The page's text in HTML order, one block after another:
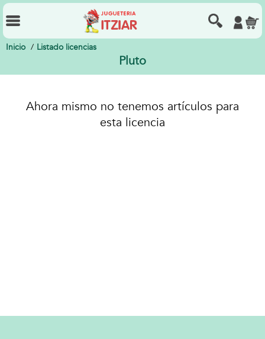
Inicio Listado licencias
Pluto
Ahora mismo no tenemos artículos para
esta licencia